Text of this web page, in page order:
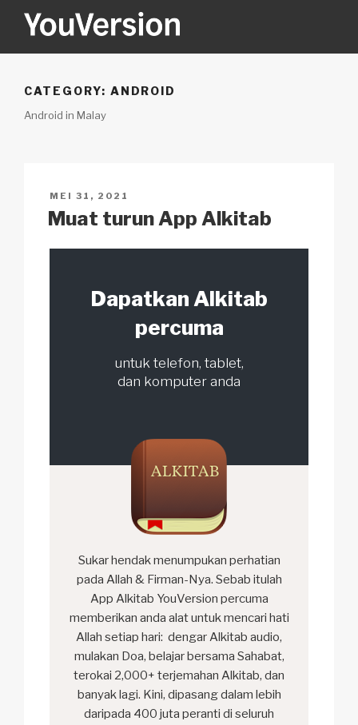
YOUVERSION
CATEGORY: ANDROID
Android in Malay
DIKIRIM
PADA
MEI 31, 2021
Muat turun App Alkitab
Dapatkan Alkitab
percuma
untuk telefon, tablet,
dan komputer anda
Sukar hendak menumpukan perhatian
pada Allah & Firman-Nya. Sebab itulah
App Alkitab YouVersion percuma
memberikan anda alat untuk mencari hati
Allah setiap hari: dengar Alkitab audio,
mulakan Doa, belajar bersama Sahabat,
terokai 2,000+ terjemahan Alkitab, dan
banyak lagi. Kini, dipasang dalam lebih
daripada 400 juta peranti di seluruh